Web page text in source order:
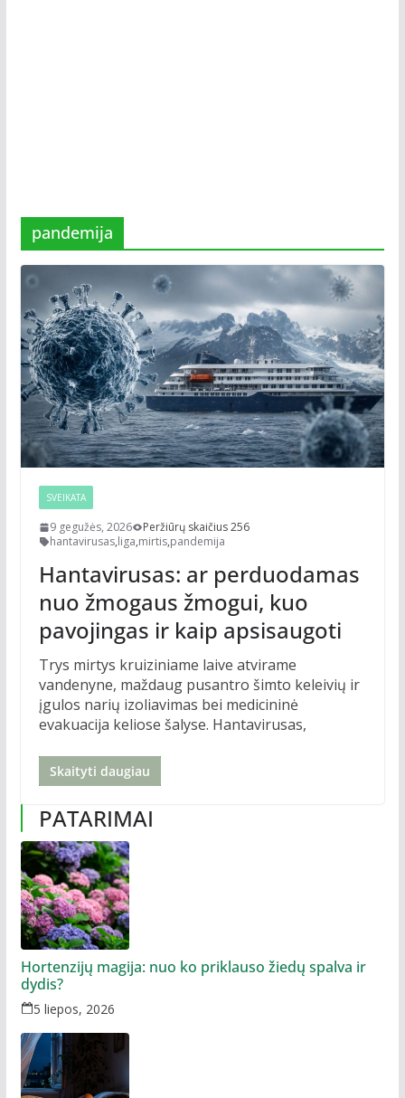
pandemija
SVEIKATA
9 gegužės, 2026
Peržiūrų skaičius 256
hantavirusas,liga,mirtis,pandemija
Hantavirusas: ar perduodamas
nuo žmogaus žmogui, kuo
pavojingas ir kaip apsisaugoti
Trys mirtys kruiziniame laive atvirame
vandenyne, maždaug pusantro šimto keleivių ir
įgulos narių izoliavimas bei medicininė
evakuacija keliose šalyse. Hantavirusas,
Skaityti daugiau
PATARIMAI
Hortenzijų magija: nuo ko priklauso žiedų spalva ir
dydis?
5 liepos, 2026